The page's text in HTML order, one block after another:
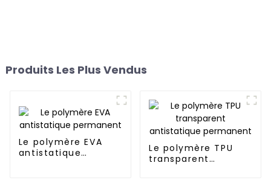
Produits Les Plus Vendus
Le polymère EVA
antistatique
Le polymère TPU
transparent